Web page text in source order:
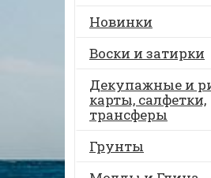
Новинки
Воски и затирки
Декупажные и
карты, салфетки,
трансферы
Грунты